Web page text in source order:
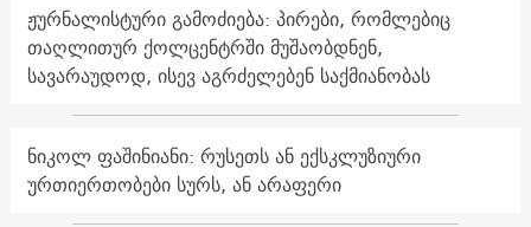
ჟურნალისტური გამოძიება: პირები, რომლებიც
თაღლითურ ქოლცენტრში მუშაობდნენ,
სავარაუდოდ, ისევ აგრძელებენ საქმიანობას
ნიკოლ ფაშინიანი: რუსეთს ან ექსკლუზიური
ურთიერთობები სურს, ან არაფერი